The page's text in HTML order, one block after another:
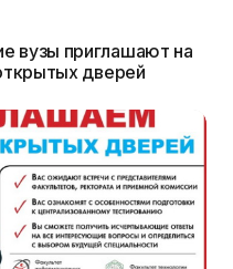
вузы приглашают на
дверей